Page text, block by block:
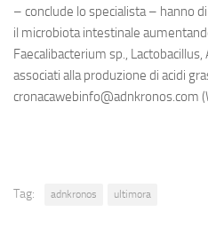
– conclude lo specialista – hanno
il microbiota intestinale
Faecalibacterium sp.,
associati alla produzione di acidi
cronacawebinfo@adnkronos.com
Tag: adnkronos ultimora